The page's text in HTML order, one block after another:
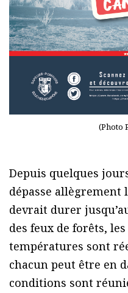
(Photo
Depuis quelques
dépasse allègrement
devrait durer
des feux de forêts,
températures sont
chacun peut être en
conditions sont